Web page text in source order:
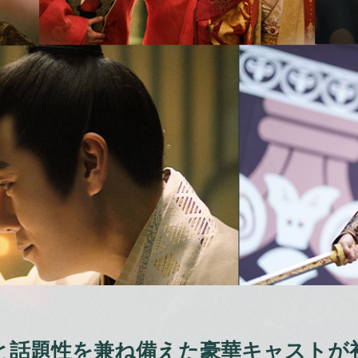
話題性を兼ね備えた豪華キャストが